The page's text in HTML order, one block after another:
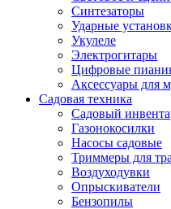
Синтезаторы
Ударные
Укулеле
Электрогитары
Цифровые
Аксессуары для
Садовая техника
Садовый
Газонокосилки
Насосы садовые
Триммеры для
Воздуходувки
Опрыскиватели
Бензопилы